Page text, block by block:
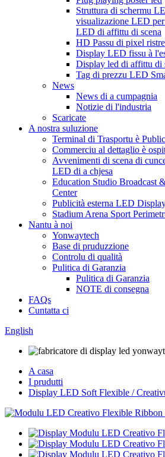
Struttura di schermu
visualizazione LED
LED di affittu di scena
HD Passu di pixel
Display LED fissu à
Display led di affittu di
Tag di prezzu LED
News
News di a cumpagnia
Notizie di l'industria
Scaricate
A nostra suluzione
Terminal di Trasportu è
Commerciu al dettaglio è
Avvenimenti di scena di
LED di a chjesa
Education Studio Broadcast
Center
Publicità esterna LED
Stadium Arena Sport
Nantu à noi
Yonwaytech
Base di pruduzzione
Controlu di qualità
Pulitica di Garanzia
Pulitica di Garanzia
NOTE di consegna
FAQs
Cuntatta ci
English
A casa
I prudutti
Display LED Soft Flexible /